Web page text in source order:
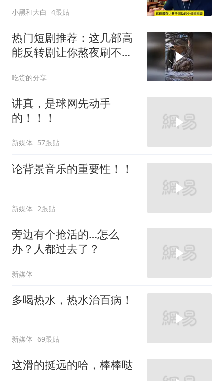
小黑和大白 4跟贴
热门短剧推荐：这几部高
能反转剧让你熬夜刷不
吃货的分享
讲真，是球网先动手
的！！！
新媒体 57跟贴
论背景音乐的重要性！！
新媒体 2跟贴
旁边有个抢活的…怎么
办？人都过去了？
新媒体
多喝热水，热水治百病！
新媒体 69跟贴
这滑的挺远的哈，棒棒哒